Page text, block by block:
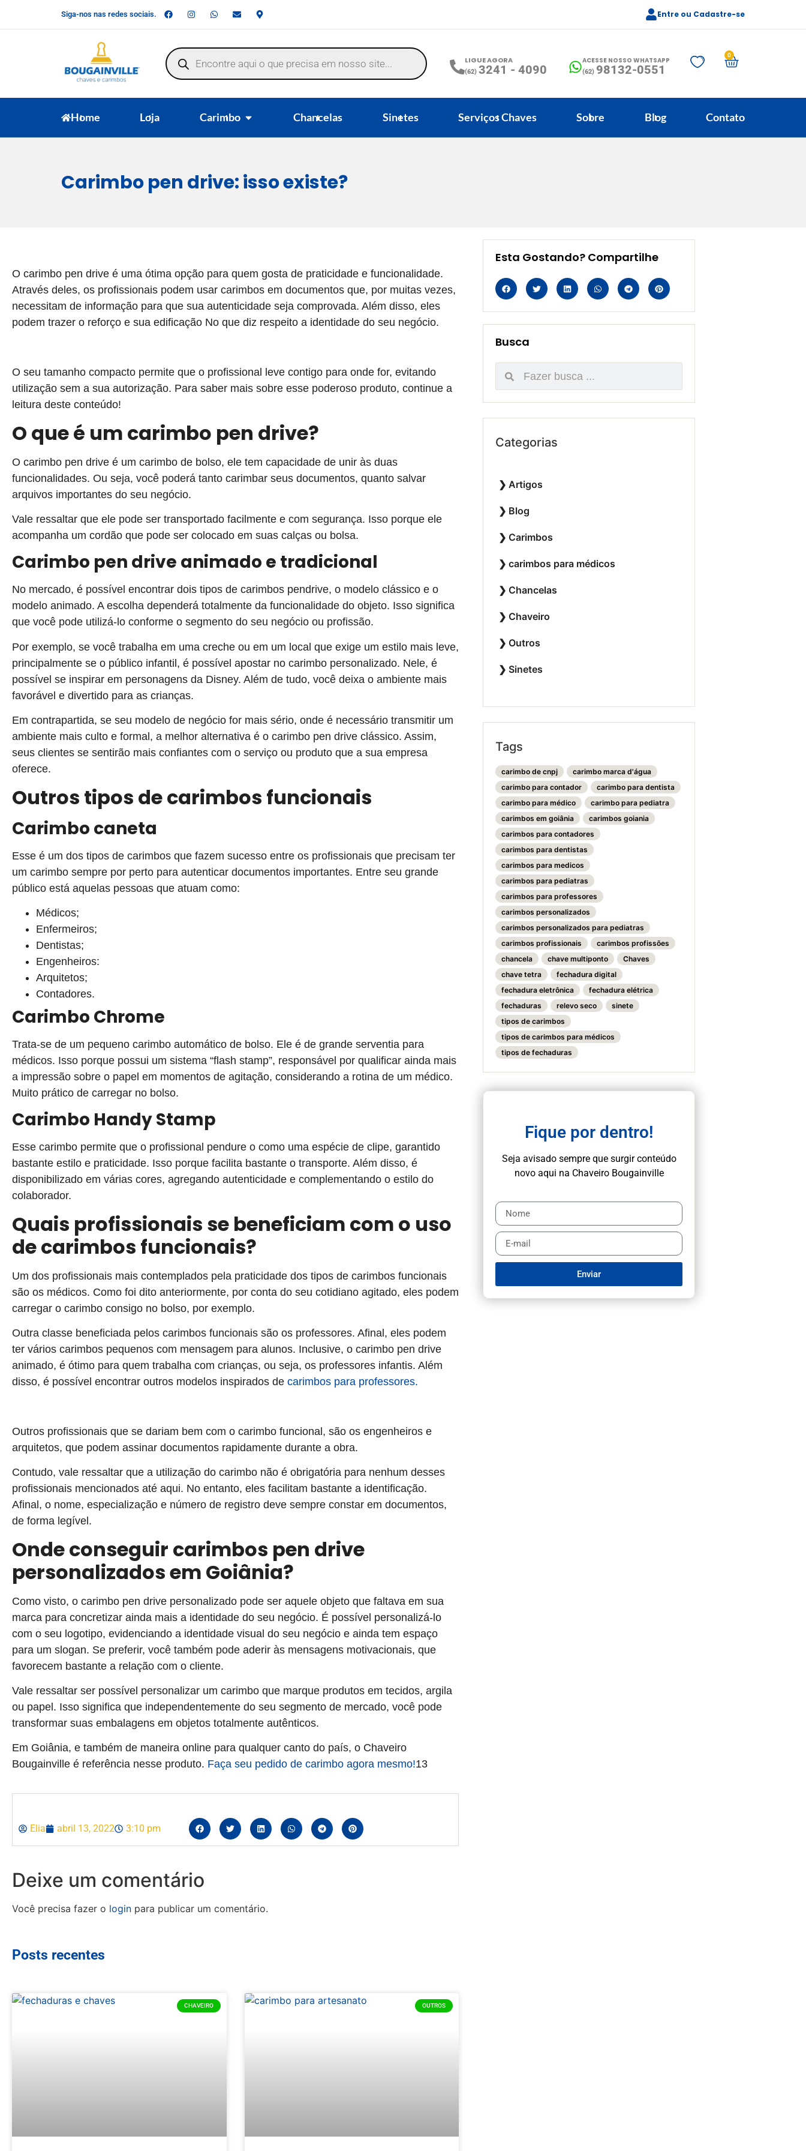
Siga-nos nas redes sociais. Entre ou Cadastre-se
LIGUE AGORA
(62) 3241 - 4090
ACESSE NOSSO WHATSAPP
(62) 98132-0551
0
Home Loja Carimbo Chancelas Sinetes Serviços Chaves Sobre Blog Contato
Carimbo pen drive: isso existe?
O carimbo pen drive é uma ótima opção para quem gosta de praticidade e funcionalidade.
Através deles, os profissionais podem usar carimbos em documentos que, por muitas vezes,
necessitam de informação para que sua autenticidade seja comprovada. Além disso, eles
podem trazer o reforço e sua edificação No que diz respeito a identidade do seu negócio.
O seu tamanho compacto permite que o profissional leve contigo para onde for, evitando
utilização sem a sua autorização. Para saber mais sobre esse poderoso produto, continue a
leitura deste conteúdo!
O que é um carimbo pen drive?
O carimbo pen drive é um carimbo de bolso, ele tem capacidade de unir às duas
funcionalidades. Ou seja, você poderá tanto carimbar seus documentos, quanto salvar
arquivos importantes do seu negócio.
Vale ressaltar que ele pode ser transportado facilmente e com segurança. Isso porque ele
acompanha um cordão que pode ser colocado em suas calças ou bolsa.
Carimbo pen drive animado e tradicional
No mercado, é possível encontrar dois tipos de carimbos pendrive, o modelo clássico e o
modelo animado. A escolha dependerá totalmente da funcionalidade do objeto. Isso significa
que você pode utilizá-lo conforme o segmento do seu negócio ou profissão.
Por exemplo, se você trabalha em uma creche ou em um local que exige um estilo mais leve,
principalmente se o público infantil, é possível apostar no carimbo personalizado. Nele, é
possível se inspirar em personagens da Disney. Além de tudo, você deixa o ambiente mais
favorável e divertido para as crianças.
Em contrapartida, se seu modelo de negócio for mais sério, onde é necessário transmitir um
ambiente mais culto e formal, a melhor alternativa é o carimbo pen drive clássico. Assim,
seus clientes se sentirão mais confiantes com o serviço ou produto que a sua empresa
oferece.
Outros tipos de carimbos funcionais
Carimbo caneta
Esse é um dos tipos de carimbos que fazem sucesso entre os profissionais que precisam ter
um carimbo sempre por perto para autenticar documentos importantes. Entre seu grande
público está aquelas pessoas que atuam como:
Médicos;
Enfermeiros;
Dentistas;
Engenheiros:
Arquitetos;
Contadores.
Carimbo Chrome
Trata-se de um pequeno carimbo automático de bolso. Ele é de grande serventia para
médicos. Isso porque possui um sistema “flash stamp”, responsável por qualificar ainda mais
a impressão sobre o papel em momentos de agitação, considerando a rotina de um médico.
Muito prático de carregar no bolso.
Carimbo Handy Stamp
Esse carimbo permite que o profissional pendure o como uma espécie de clipe, garantido
bastante estilo e praticidade. Isso porque facilita bastante o transporte. Além disso, é
disponibilizado em várias cores, agregando autenticidade e complementando o estilo do
colaborador.
Quais profissionais se beneficiam com o uso
de carimbos funcionais?
Um dos profissionais mais contemplados pela praticidade dos tipos de carimbos funcionais
são os médicos. Como foi dito anteriormente, por conta do seu cotidiano agitado, eles podem
carregar o carimbo consigo no bolso, por exemplo.
Outra classe beneficiada pelos carimbos funcionais são os professores. Afinal, eles podem
ter vários carimbos pequenos com mensagem para alunos. Inclusive, o carimbo pen drive
animado, é ótimo para quem trabalha com crianças, ou seja, os professores infantis. Além
disso, é possível encontrar outros modelos inspirados de carimbos para professores.
Outros profissionais que se dariam bem com o carimbo funcional, são os engenheiros e
arquitetos, que podem assinar documentos rapidamente durante a obra.
Contudo, vale ressaltar que a utilização do carimbo não é obrigatória para nenhum desses
profissionais mencionados até aqui. No entanto, eles facilitam bastante a identificação.
Afinal, o nome, especialização e número de registro deve sempre constar em documentos,
de forma legível.
Onde conseguir carimbos pen drive
personalizados em Goiânia?
Como visto, o carimbo pen drive personalizado pode ser aquele objeto que faltava em sua
marca para concretizar ainda mais a identidade do seu negócio. É possível personalizá-lo
com o seu logotipo, evidenciando a identidade visual do seu negócio e ainda tem espaço
para um slogan. Se preferir, você também pode aderir às mensagens motivacionais, que
favorecem bastante a relação com o cliente.
Vale ressaltar ser possível personalizar um carimbo que marque produtos em tecidos, argila
ou papel. Isso significa que independentemente do seu segmento de mercado, você pode
transformar suas embalagens em objetos totalmente autênticos.
Em Goiânia, e também de maneira online para qualquer canto do país, o Chaveiro
Bougainville é referência nesse produto. Faça seu pedido de carimbo agora mesmo!13
Elia abril 13, 2022 3:10 pm
Deixe um comentário
Você precisa fazer o login para publicar um comentário.
Posts recentes
CHAVEIRO OUTROS
Esta Gostando? Compartilhe
Busca
Categorias
Artigos
Blog
Carimbos
carimbos para médicos
Chancelas
Chaveiro
Outros
Sinetes
Tags
carimbo de cnpj
carimbo marca d'água
carimbo para contador
carimbo para dentista
carimbo para médico
carimbo para pediatra
carimbos em goiânia
carimbos goiania
carimbos para contadores
carimbos para dentistas
carimbos para medicos
carimbos para pediatras
carimbos para professores
carimbos personalizados
carimbos personalizados para pediatras
carimbos profissionais
carimbos profissões
chancela
chave multiponto
Chaves
chave tetra
fechadura digital
fechadura eletrônica
fechadura elétrica
fechaduras
relevo seco
sinete
tipos de carimbos
tipos de carimbos para médicos
tipos de fechaduras
Fique por dentro!
Seja avisado sempre que surgir conteúdo
novo aqui na Chaveiro Bougainville
Enviar